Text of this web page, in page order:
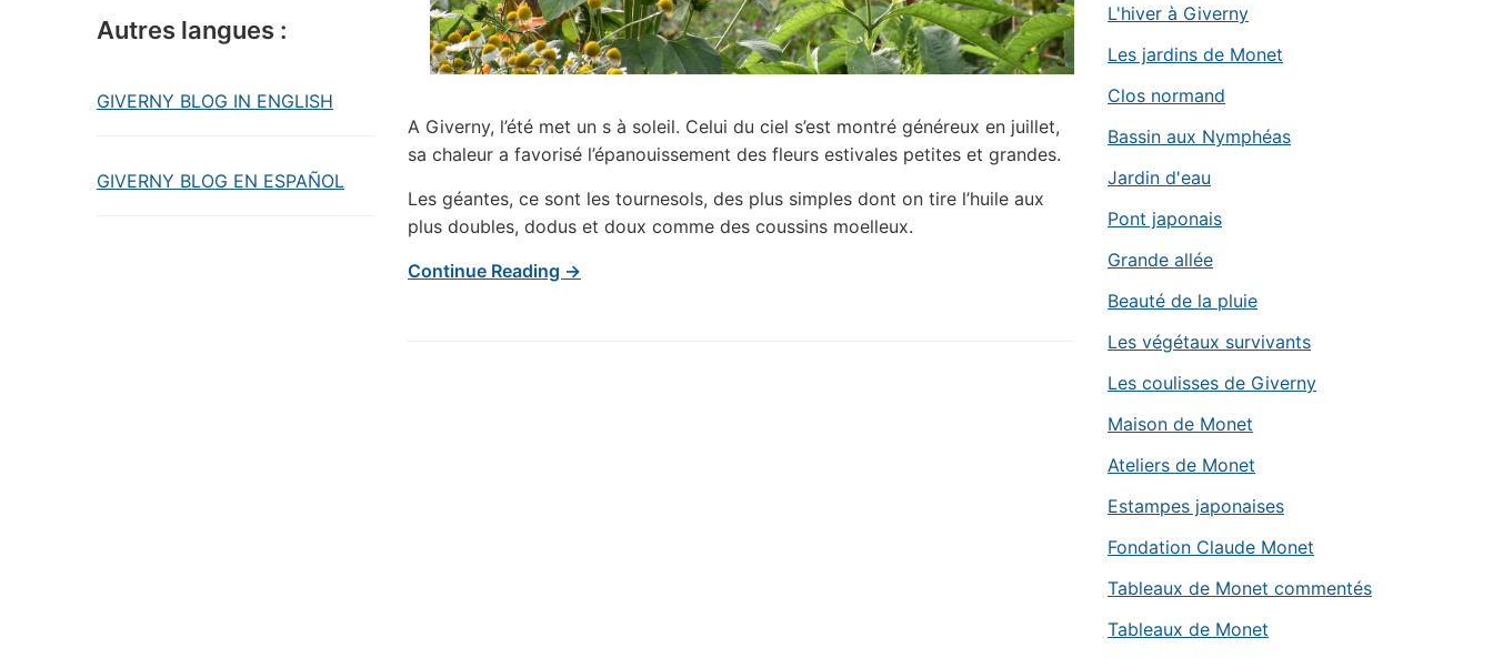
Autres langues :
GIVERNY BLOG IN ENGLISH
GIVERNY BLOG EN ESPAÑOL
A Giverny, l’été met un s à soleil. Celui du ciel s’est montré généreux en juillet,
sa chaleur a favorisé l’épanouissement des fleurs estivales petites et grandes.
Les géantes, ce sont les tournesols, des plus simples dont on tire l’huile aux
plus doubles, dodus et doux comme des coussins moelleux.
Continue Reading →
L'hiver à Giverny
Les jardins de Monet
Clos normand
Bassin aux Nymphéas
Jardin d'eau
Pont japonais
Grande allée
Beauté de la pluie
Les végétaux survivants
Les coulisses de Giverny
Maison de Monet
Ateliers de Monet
Estampes japonaises
Fondation Claude Monet
Tableaux de Monet commentés
Tableaux de Monet